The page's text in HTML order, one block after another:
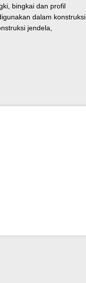
bingkai dan profil
dalam konstruksi
jendela,